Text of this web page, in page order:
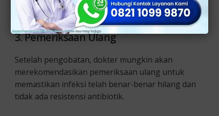
3. Pemeriksaan Ulang
Setelah pengobatan, dokter mungkin akan
merekomendasikan pemeriksaan ulang untuk
memastikan infeksi telah benar-benar hilang dan
tidak ada resistensi antibiotik.